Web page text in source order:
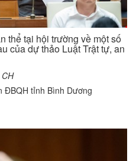
thể tại hội trường về một số
của dự thảo Luật Trật tự, an
ĐBQH tỉnh Bình Dương